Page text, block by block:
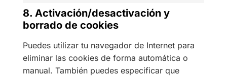
8. Activación/desactivación y
borrado de cookies
Puedes utilizar tu navegador de Internet para
eliminar las cookies de forma automática o
manual. También puedes especificar que